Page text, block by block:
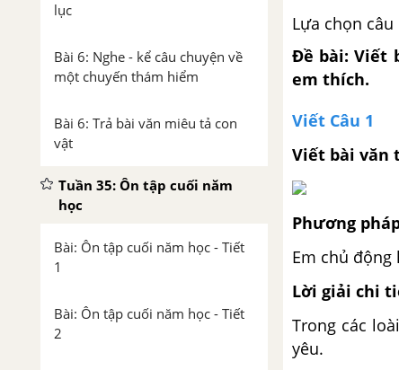
lục
Bài 6: Nghe - kể câu chuyện về
một chuyến thám hiểm
Bài 6: Trả bài văn miêu tả con
vật
Tuần 35: Ôn tập cuối năm
học
Bài: Ôn tập cuối năm học - Tiết
1
Bài: Ôn tập cuối năm học - Tiết
2
Lựa chọn
Đề bài: Viết
em thích.
Viết Câu 1
Viết bài văn
Phương
Em chủ
Lời giải chi
Trong các
yêu.